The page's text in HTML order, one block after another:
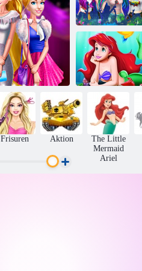
Prinzessinnen 3
Frühlingsfestivals
Meerjungfrau-
Sprung
Frisuren Aktion
The Little
Mermaid
Ariel